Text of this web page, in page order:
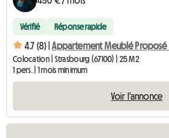
450 € / mois
Vérifié Réponse rapide
Colocation | Strasbourg (67100) | 25 M2
1 pers. | 1 mois minimum